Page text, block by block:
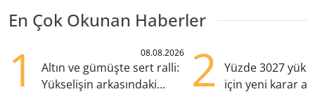
En Çok Okunan Haberler
1 08.08.2026
Altın ve gümüşte sert ralli:
Yükselişin arkasındaki
2
Yüzde 3027
için yeni karar